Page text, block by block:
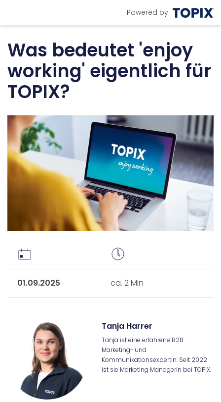
Powered by
Was bedeutet 'enjoy
working' eigentlich für
TOPIX?
Tanja Harrer
Tanja ist eine erfahrene B2B
Marketing- und
Kommunikationsexpertin. Seit 2022
ist sie Marketing Managerin bei TOPIX.
01.09.2025 ca. 2 Min